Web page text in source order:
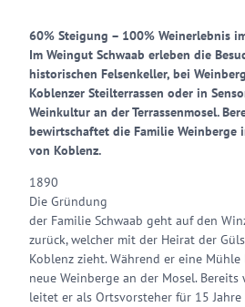
60% Steigung – 100% Weinerlebnis
Im Weingut Schwaab erleben die
historischen Felsenkeller, bei
Koblenzer Steilterrassen oder in
Weinkultur an der Terrassenmosel.
bewirtschaftet die Familie Weinberge
von Koblenz.
1890
Die Gründung
der Familie Schwaab geht auf den
zurück, welcher mit der Heirat der
Koblenz zieht. Während er eine
neue Weinberge an der Mosel. Bereits
leitet er als Ortsvorsteher für 15 Jahre